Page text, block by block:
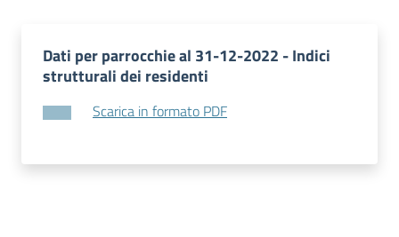
Dati per parrocchie al 31-12-2022 - Indici
strutturali dei residenti
Scarica in formato PDF